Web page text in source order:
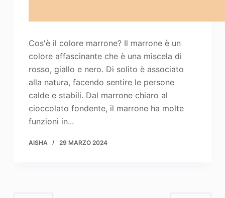
Cos'è il colore marrone? Il marrone è un
colore affascinante che è una miscela di
rosso, giallo e nero. Di solito è associato
alla natura, facendo sentire le persone
calde e stabili. Dal marrone chiaro al
cioccolato fondente, il marrone ha molte
funzioni in...
AISHA 29 MARZO 2024